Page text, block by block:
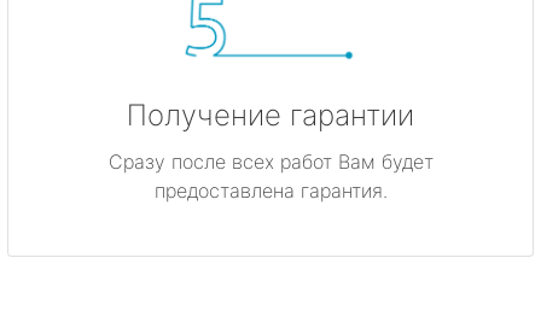
Получение гарантии
Сразу после всех работ Вам будет
предоставлена гарантия.